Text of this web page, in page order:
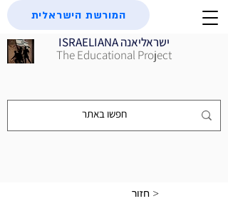
ISRAELIANA ישראליאנה
The Educational Project
המורשת הישראלית
חזור >